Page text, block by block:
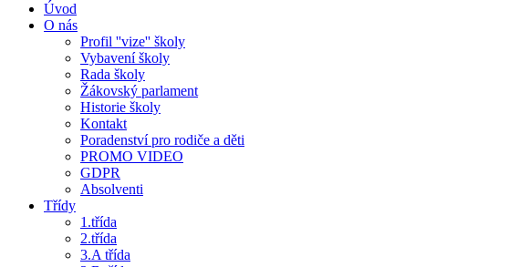
Úvod
O nás
Profil ''vize'' školy
Vybavení školy
Rada školy
Žákovský parlament
Historie školy
Kontakt
Poradenství pro rodiče a děti
PROMO VIDEO
GDPR
Absolventi
Třídy
1.třída
2.třída
3.A třída